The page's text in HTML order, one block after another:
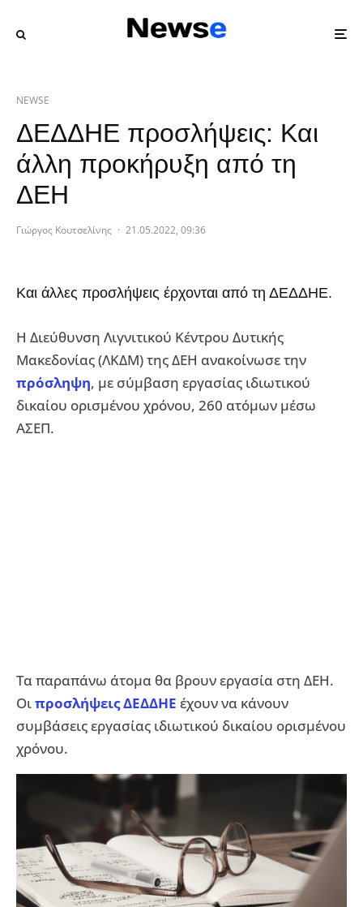
NEWSE
ΔΕΔΔΗΕ προσλήψεις: Και
άλλη προκήρυξη από τη
ΔΕΗ
Γιώργος Κουτσελίνης · 21.05.2022, 09:36
Και άλλες προσλήψεις έρχονται από τη ΔΕΔΔΗΕ.
Η Διεύθυνση Λιγνιτικού Κέντρου Δυτικής
Μακεδονίας (ΛΚΔΜ) της ΔΕΗ ανακοίνωσε την
πρόσληψη, με σύμβαση εργασίας ιδιωτικού
δικαίου ορισμένου χρόνου, 260 ατόμων μέσω
ΑΣΕΠ.
Τα παραπάνω άτομα θα βρουν εργασία στη ΔΕΗ.
Οιπροσλήψεις ΔΕΔΔΗΕ έχουν να κάνουν
συμβάσεις εργασίας ιδιωτικού δικαίου ορισμένου
χρόνου.